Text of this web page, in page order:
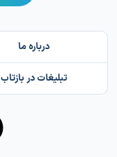
درباره ما
تبلیغات در بازتاب